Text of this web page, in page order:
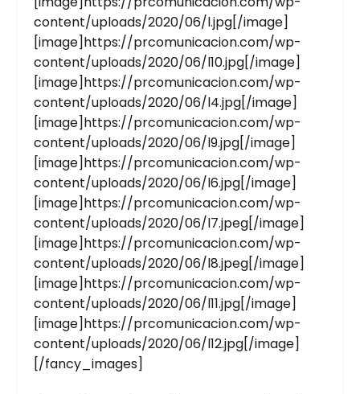
content/uploads/2020/06/l.jpg[/image]
[image]https://prcomunicacion.com/wp-
content/uploads/2020/06/l10.jpg[/image]
[image]https://prcomunicacion.com/wp-
content/uploads/2020/06/l4.jpg[/image]
[image]https://prcomunicacion.com/wp-
content/uploads/2020/06/l9.jpg[/image]
[image]https://prcomunicacion.com/wp-
content/uploads/2020/06/l6.jpg[/image]
[image]https://prcomunicacion.com/wp-
content/uploads/2020/06/l7.jpeg[/image]
[image]https://prcomunicacion.com/wp-
content/uploads/2020/06/l8.jpeg[/image]
[image]https://prcomunicacion.com/wp-
content/uploads/2020/06/l11.jpg[/image]
[image]https://prcomunicacion.com/wp-
content/uploads/2020/06/l12.jpg[/image]
[/fancy_images]